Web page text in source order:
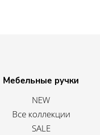
Мебельные ручки
NEW
Все коллекции
SALE